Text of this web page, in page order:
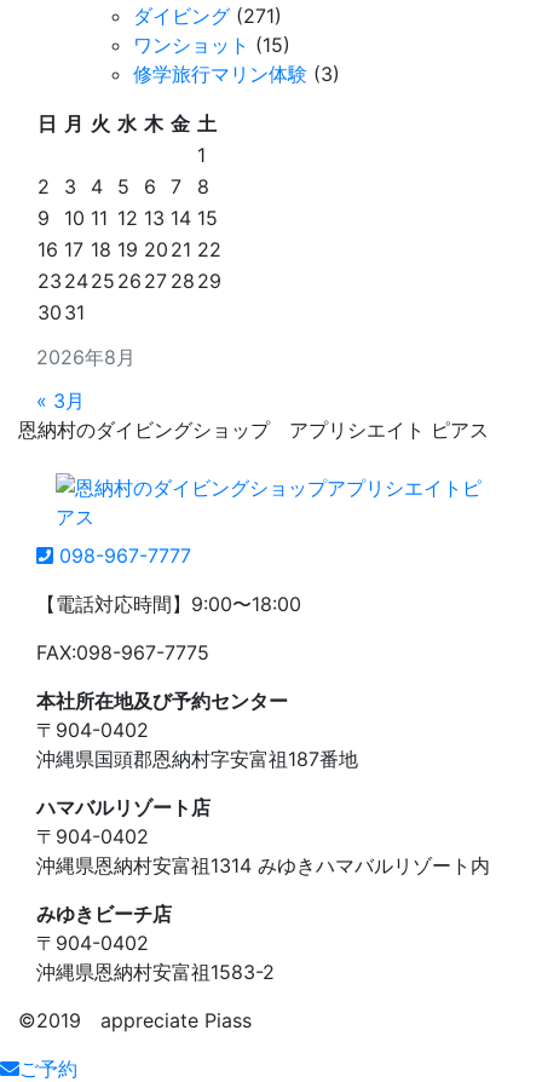
ダイビング (271)
ワンショット (15)
修学旅行マリン体験 (3)
2026年8月
日 月 火 水 木 金 土
1
2
3 4 5 6 7
8
9
10 11 12 13 14 15
16 17 18 19 20 21 22
23 2425 26 27 28 29
30 31
« 3月
恩納村のダイビングショップ アプリシエイト ピアス
098-967-7777
【電話対応時間】9:00〜18:00
FAX:098-967-7775
本社所在地及び予約センター
〒904-0402
沖縄県国頭郡恩納村字安富祖187番地
ハマバルリゾート店
〒904-0402
沖縄県恩納村安富祖1314 みゆきハマバルリゾート内
みゆきビーチ店
〒904-0402
沖縄県恩納村安富祖1583-2
©️2019 appreciate Piass
ご予約